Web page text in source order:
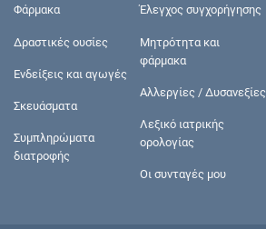
Φάρμακα
Δραστικές ουσίες
Ενδείξεις και αγωγές
Σκευάσματα
Συμπληρώματα
διατροφής
Έλεγχος συγχορήγησης
Μητρότητα και
φάρμακα
Αλλεργίες / Δυσανεξίες
Λεξικό ιατρικής
ορολογίας
Οι συνταγές μου